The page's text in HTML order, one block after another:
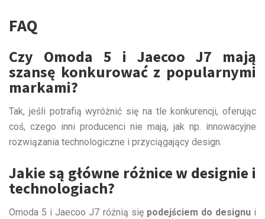
FAQ
Czy Omoda 5 i Jaecoo J7 mają
szansę konkurować z popularnymi
markami?
Tak, jeśli potrafią wyróżnić się na tle konkurencji, oferując
coś, czego inni producenci nie mają, jak np. innowacyjne
rozwiązania technologiczne i przyciągający design.
Jakie są główne różnice w designie i
technologiach?
Omoda 5 i Jaecoo J7 różnią się podejściem do designui